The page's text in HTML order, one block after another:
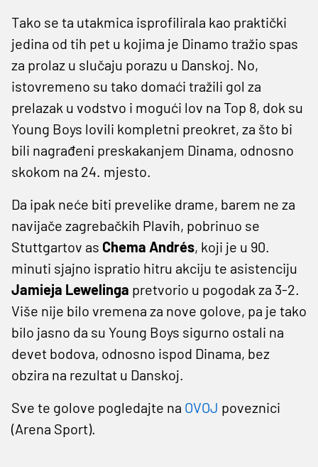
Tako se ta utakmica isprofilirala kao praktički
jedina od tih pet u kojima je Dinamo tražio spas
za prolaz u slučaju porazu u Danskoj. No,
istovremeno su tako domaći tražili gol za
prelazak u vodstvo i mogući lov na Top 8, dok su
Young Boys lovili kompletni preokret, za što bi
bili nagrađeni preskakanjem Dinama, odnosno
skokom na 24. mjesto.
Da ipak neće biti prevelike drame, barem ne za
navijače zagrebačkih Plavih, pobrinuo se
Stuttgartov as Chema Andrés, koji je u 90.
minuti sjajno ispratio hitru akciju te asistenciju
Jamieja Lewelinga pretvorio u pogodak za 3-2.
Više nije bilo vremena za nove golove, pa je tako
bilo jasno da su Young Boys sigurno ostali na
devet bodova, odnosno ispod Dinama, bez
obzira na rezultat u Danskoj.
Sve te golove pogledajte na OVOJ poveznici
(Arena Sport).